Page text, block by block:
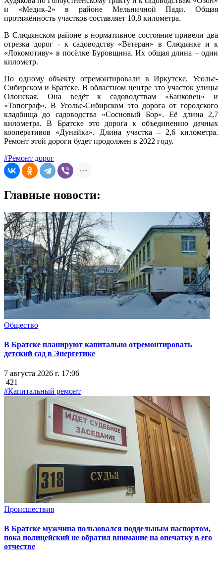
и «Медик-2» в районе Мельничной Пади. Общая
протяжённость участков составляет 10,8 километра.
В Слюдянском районе в нормативное состояние привели два
отрезка дорог - к садоводству «Ветеран» в Слюдянке и к
«Локомотиву» в посёлке Буровщина. Их общая длина – один
километр.
По одному объекту отремонтировали в Иркутске, Усолье-
Сибирском и Братске. В областном центре это участок улицы
Олонская. Она ведёт к садоводствам «Банковец» и
«Топограф». В Усолье-Сибирском это дорога от городского
кладбища до садоводства «Сосновый Бор». Её длина 2,7
километра. В Братске это дорога к объединению дачных
кооперативов «Дунайка». Длина участка – 2,6 километра.
Ремонт этой дороги будет продолжен в 2022 году.
#Ремонт дорог
Главные новости:
Общество
В Братске планируют капитально отремонтировать
детский сад в Энергетике
7 августа 2026 г. 17:06
421
#Капитальный ремонт
Происшествия
В Братске мужчина пользовался поддельным паспортом,
пока полицейский не обратил внимание на опечатку в его
отчестве